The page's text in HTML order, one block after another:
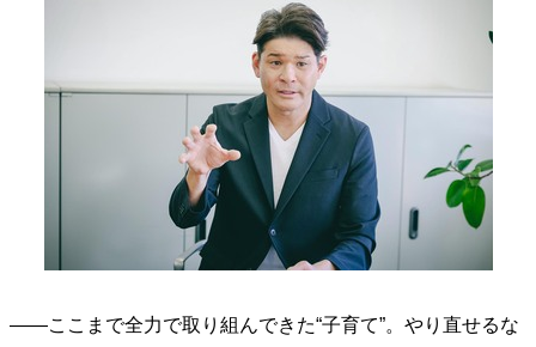
地域とつながる/お金との付き合い方
――ここまで全力で取り組んできた“子育て”。やり直せるな